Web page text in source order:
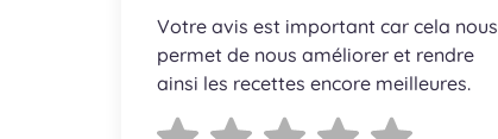
Votre avis est important car cela nous
permet de nous améliorer et rendre
ainsi les recettes encore meilleures.